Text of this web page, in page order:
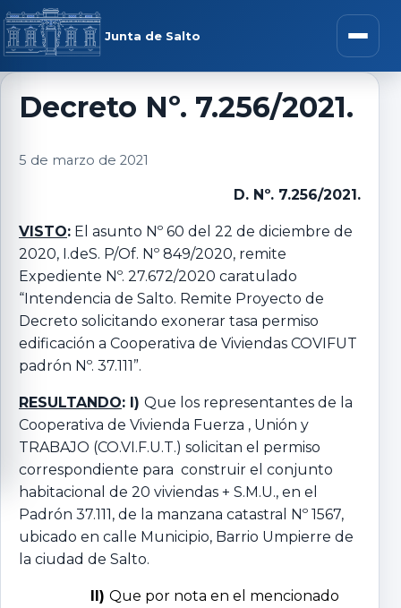
Saltar al contenido
Junta de Salto Abrir
menú
Decreto Nº. 7.256/2021.
5 de marzo de 2021
D. Nº. 7.256/2021.
VISTO: El asunto Nº 60 del 22 de diciembre de
2020, I.deS. P/Of. Nº 849/2020, remite
Expediente Nº. 27.672/2020 caratulado
“Intendencia de Salto. Remite Proyecto de
Decreto solicitando exonerar tasa permiso
edificación a Cooperativa de Viviendas COVIFUT
padrón Nº. 37.111”.
RESULTANDO: I) Que los representantes de la
Cooperativa de Vivienda Fuerza , Unión y
TRABAJO (CO.VI.F.U.T.) solicitan el permiso
correspondiente para construir el conjunto
habitacional de 20 viviendas + S.M.U., en el
Padrón 37.111, de la manzana catastral Nº 1567,
ubicado en calle Municipio, Barrio Umpierre de
la ciudad de Salto.
II) Que por nota en el mencionado